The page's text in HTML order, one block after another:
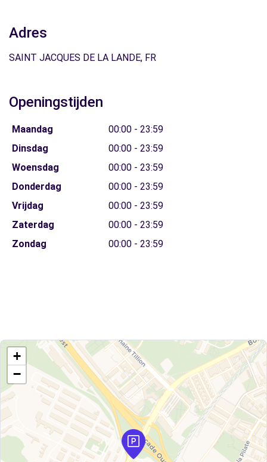
Adres
SAINT JACQUES DE LA LANDE, FR
Openingstijden
Maandag
00:00 - 23:59
Dinsdag
00:00 - 23:59
Woensdag
00:00 - 23:59
Donderdag
00:00 - 23:59
Vrijdag
00:00 - 23:59
Zaterdag
00:00 - 23:59
Zondag
00:00 - 23:59
+
−